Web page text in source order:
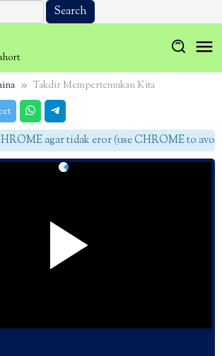
Takdir Mempertemukan Kita
agar tidak eror (use CHROME to avoid